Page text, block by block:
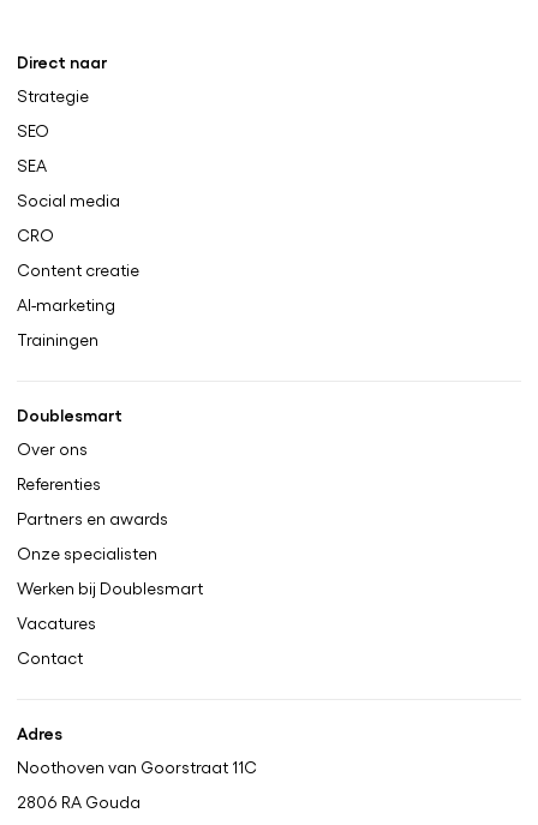
Direct naar
Strategie
SEO
SEA
Social media
CRO
Content creatie
AI-marketing
Trainingen
Doublesmart
Over ons
Referenties
Partners en awards
Onze specialisten
Werken bij Doublesmart
Vacatures
Contact
Adres
Noothoven van Goorstraat 11C
2806 RA Gouda